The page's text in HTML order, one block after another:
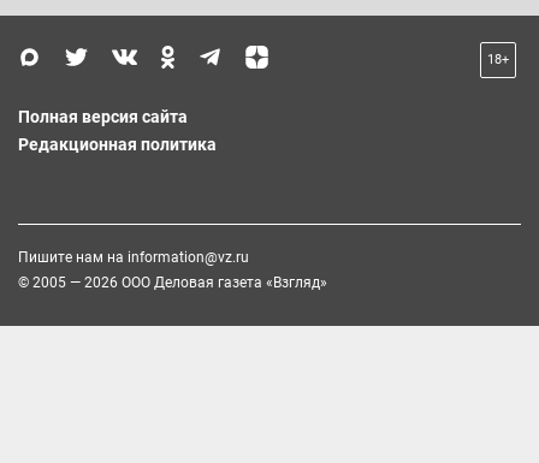
18+
Полная версия сайта
Редакционная политика
Пишите нам на information@vz.ru
© 2005 — 2026 ООО Деловая газета «Взгляд»